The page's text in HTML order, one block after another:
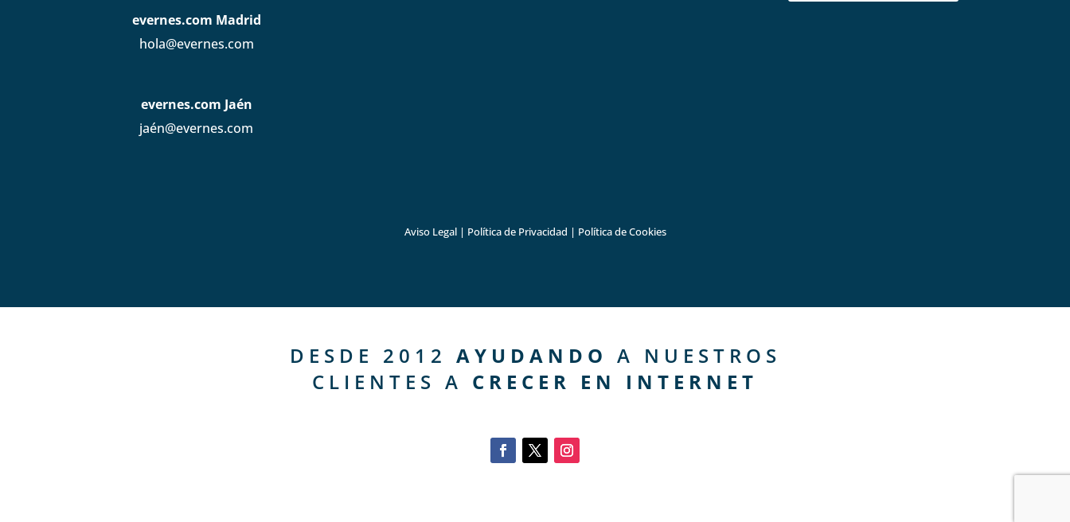
evernes.com Madrid
hola@evernes.com
evernes.com Jaén
jaén@evernes.com
Aviso Legal| Política de Privacidad | Política de Cookies
DESDE 2012 AYUDANDO A NUESTROS
CLIENTES A CRECER EN INTERNET